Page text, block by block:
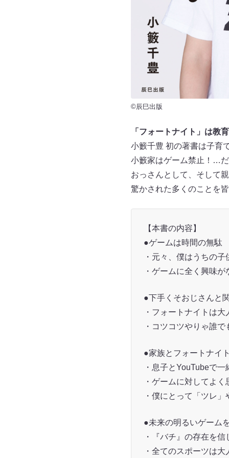
©辰巳出版
「フォートナイト」は教
小籔千豊 初の著書は子育
小籔家はゲーム禁止！…
おっさんとして、そして
驚かされた多くのことを
【本書の内容】
●ゲームは時間の無駄
・元々、僕はうちの
・ゲームに全く興味
●下手くそおじさんと
・フォートナイトは
・コツコツやりゃ誰
●家族とフォートナイ
・息子とYouTubeで
・ゲームに対してよ
・僕にとって「ツレ
●未来の明るいゲーム
・『バチ』の存在を
・全てのスポーツは